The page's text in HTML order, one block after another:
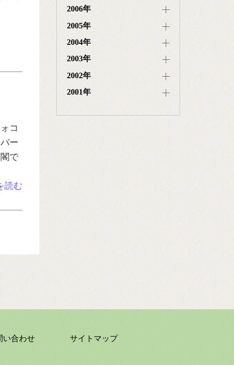
コ
ー
で
読む
2006年
2005年
2004年
2003年
2002年
2001年
い合わせ サイトマップ